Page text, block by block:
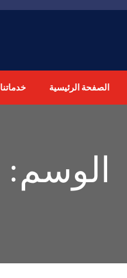
الصفحة الرئيسية خدماتنا
الوسم: